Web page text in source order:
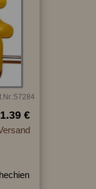
1.39 €